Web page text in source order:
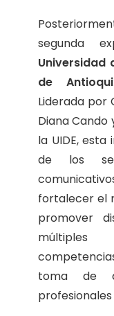
segunda
Universidad
de
Liderada por
Diana Cando
la UIDE,
de los
fortalecer el
promover
múltiples
toma de